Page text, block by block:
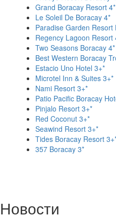
Grand Boracay Resort 4*
Le Soleil De Boracay 4*
Paradise Garden
Regency Lagoon Resort
Two Seasons Boracay 4*
Best Western Boracay
Estacio Uno Hotel 3+*
Microtel Inn & Suites 3+*
Nami Resort 3+*
Patio Pacific Boracay
Pinjalo Resort 3+*
Red Coconut 3+*
Seawind Resort 3+*
Tides Boracay Resort
357 Boracay 3*
Новости